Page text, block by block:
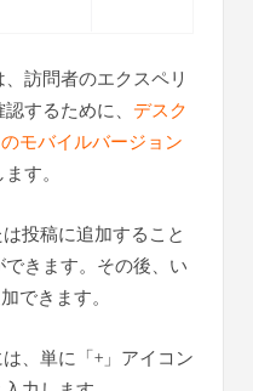
訪問者のエクスペリ
するために、 デスク
モバイルバージョン
す。
投稿に追加すること
きます。その後、い
できます。
、単に「+」アイコン